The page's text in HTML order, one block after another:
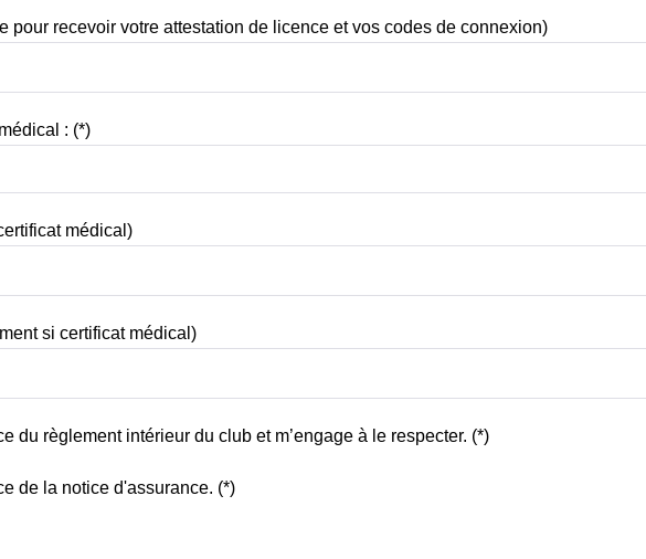
pour recevoir votre attestation de licence et vos codes de connexion)
: (*)
médical)
si certificat médical)
du règlement intérieur du club et m’engage à le respecter. (*)
de la notice d'assurance. (*)